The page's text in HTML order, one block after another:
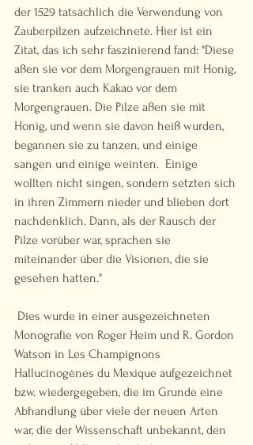
der 1529 tatsächlich die Verwendung von
Zauberpilzen aufzeichnete. Hier ist ein
Zitat, das ich sehr faszinierend fand: "Diese
aßen sie vor dem Morgengrauen mit Honig,
sie tranken auch Kakao vor dem
Morgengrauen. Die Pilze aßen sie mit
Honig, und wenn sie davon heiß wurden,
begannen sie zu tanzen, und einige
sangen und einige weinten.  Einige
wollten nicht singen, sondern setzten sich
in ihren Zimmern nieder und blieben dort
nachdenklich. Dann, als der Rausch der
Pilze vorüber war, sprachen sie
miteinander über die Visionen, die sie
gesehen hatten."
Monografie von Roger Heim und R. Gordon
Watson in Les Champignons
Hallucinogènes du Mexique aufgezeichnet
bzw. wiedergegeben, die im Grunde eine
Abhandlung über viele der neuen Arten
war, die der Wissenschaft unbekannt, den